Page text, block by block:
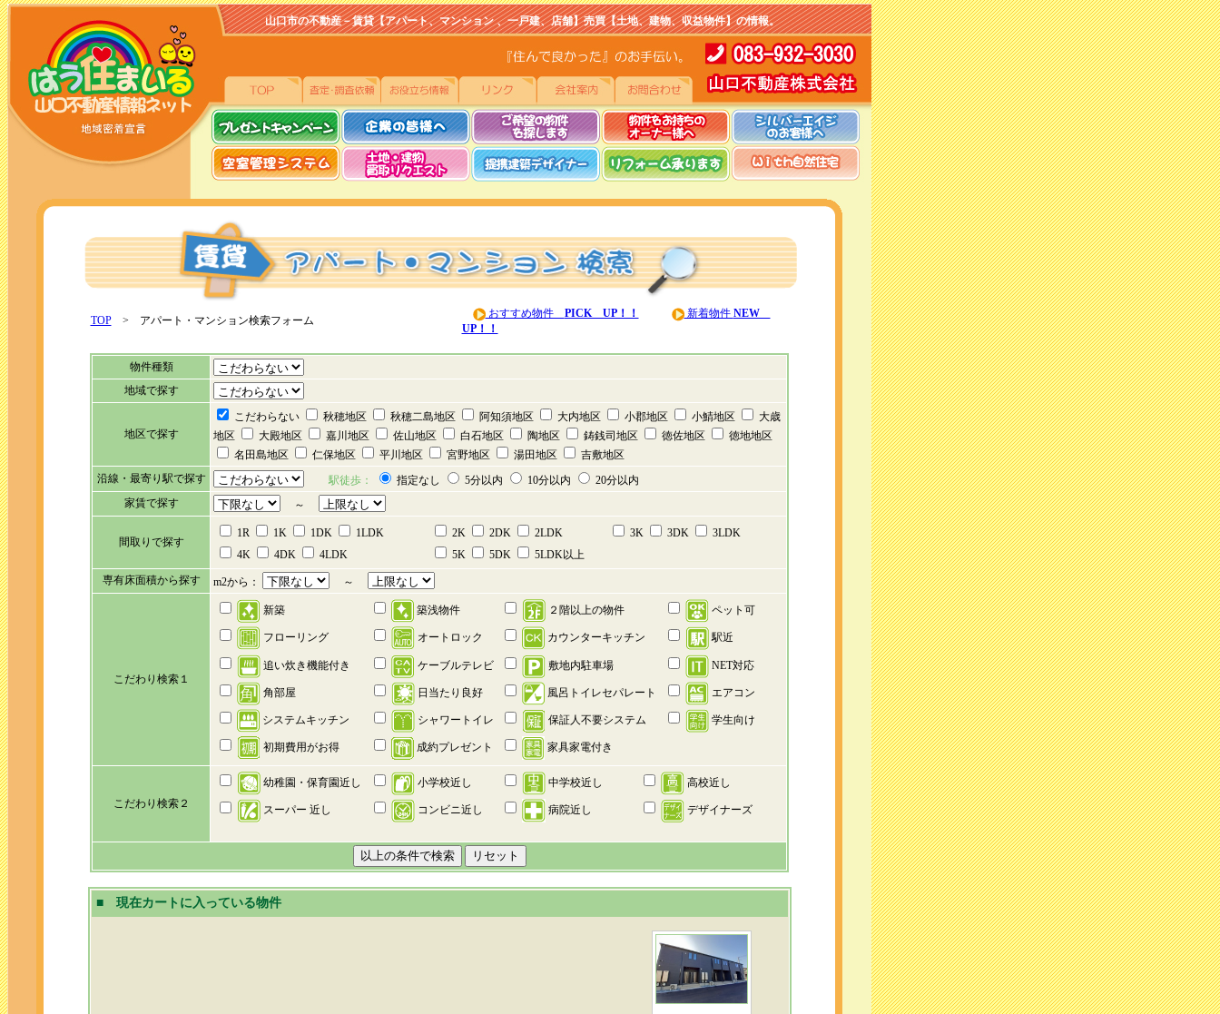
山口市の不動産－賃貸【アパート、マンション 、一戸建、店舗】売買【土地、建物、収益物件】の情報。
TOP> アパート・マンション検索フォーム
おすすめ物件 PICK UP！！ 新着物件 NEW
UP！！
物件種類
地域で探す
地区で探す
こだわらない 秋穂地区 秋穂二島地区 阿知須地区 大内地区 小郡地区 小鯖地区
大歳
地区
大殿地区 嘉川地区 佐山地区 白石地区 陶地区 鋳銭司地区 徳佐地区
徳地地区
名田島地区
仁保地区 平川地区 宮野地区 湯田地区
吉敷地区
沿線・最寄り駅で探す
駅徒歩： 指定なし 5分以内 10分以内
20分以内
家賃で探す
～
間取りで探す
1R 1K 1DK 1LDK 2K 2DK 2LDK 3K 3DK
3LDK
4K
4DK 4LDK 5K 5DK
5LDK以上
専有床面積から探す
m2から： ～
こだわり検索１
新築 築浅物件 ２階以上の物件 ペット可
フローリング オートロック カウンターキッチン 駅近
追い炊き機能付き ケーブルテレビ 敷地内駐車場 NET対応
角部屋 日当たり良好 風呂トイレセパレート エアコン
システムキッチン シャワートイレ 保証人不要システム 学生向け
初期費用がお得 成約プレゼント 家具家電付き
こだわり検索２
幼稚園・保育園近し 小学校近し 中学校近し 高校近し
スーパー 近し コンビニ近し 病院近し デザイナーズ
■ 現在カートに入っている物件